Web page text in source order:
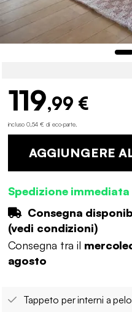
119,99 €
incluso 0,54 € di eco-parte.
AGGIUNGERE
Spedizione immediata
Consegna
(vedi condizioni)
Consegna tra il
agosto
Tappeto per interni a